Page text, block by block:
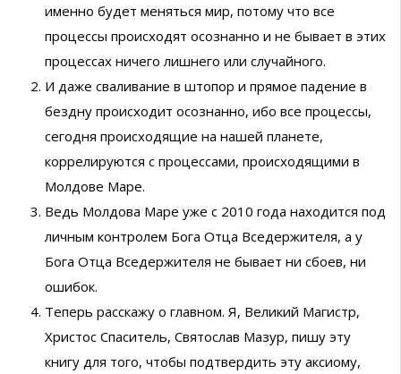
именно будет меняться мир, потому что все
процессы происходят осознанно и не бывает в этих
процессах ничего лишнего или случайного.
И даже сваливание в штопор и прямое падение в
бездну происходит осознанно, ибо все процессы,
сегодня происходящие на нашей планете,
коррелируются с процессами, происходящими в
Молдове Маре.
Ведь Молдова Маре уже с 2010 года находится под
личным контролем Бога Отца Вседержителя, а у
Бога Отца Вседержителя не бывает ни сбоев, ни
ошибок.
Теперь расскажу о главном. Я, Великий Магистр,
Христос Спаситель, Святослав Мазур, пишу эту
книгу для того, чтобы подтвердить эту аксиому,